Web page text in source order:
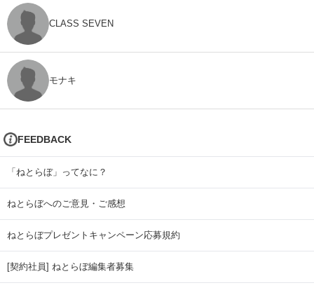
CLASS SEVEN
モナキ
FEEDBACK
「ねとらぼ」ってなに？
ねとらぼへのご意見・ご感想
ねとらぼプレゼントキャンペーン応募規約
[契約社員] ねとらぼ編集者募集